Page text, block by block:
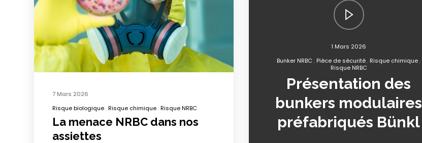
7 Mars 2026
Risque biologique Risque chimique Risque NRBC
La menace NRBC dans nos
assiettes
1 Mars 2026
Bunker NRBC
Pièce de sécurité Risque chimique
Risque NRBC
Présentation des
bunkers modulaires
préfabriqués Bünkl